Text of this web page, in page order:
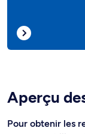
Aperçu
Pour obtenir les